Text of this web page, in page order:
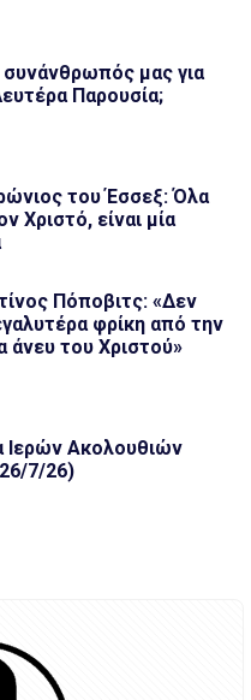
συνάνθρωπός μας για
Παρουσία;
του Έσσεξ: Όλα
Χριστό, είναι μία
Πόποβιτς: «Δεν
φρίκη από την
άνευ του Χριστού»
Ιερών Ακολουθιών
7/26)